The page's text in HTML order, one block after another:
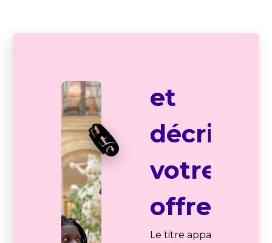
🗞️
04
et
décrivez
votre
offre
Le titre apparaîtra